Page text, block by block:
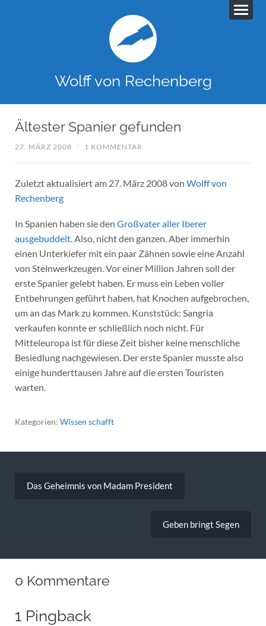
Wolff von Rechenberg
Ältester Spanier gefunden
27. MÄRZ 2008 / 1 KOMMENTAR
Zuletzt aktualisiert am 27. März 2008 von Wolff von
Rechenberg
In Spanien haben sie den Großvater aller Iberer
ausgebuddelt. Also, nicht den ganzen. Aber immerhin
einen Unterkiefer mit ein paar Zähnen sowie eine Anzahl
von Steinwerkzeugen. Vor einer Million Jahren soll der
erste Spanier gelebt haben. Er muss ein Leben voller
Entbehrungen geführt haben, hat Knochen aufgebrochen,
um an das Mark zu kommen. Kunststück: Sangria
verkaufen konnte er schließlich noch nicht. Für
Mitteleuropa ist für diese Zeit bisher keine menschliche
Besiedlung nachgewiesen. Der erste Spanier musste also
einige hunderttausen Jahre auf die ersten Touristen
warten.
Kategorien: Wissen schafft
Das Geheimnis von Madam President
Geben bringt Segen
0 Kommentare
1 Pingback